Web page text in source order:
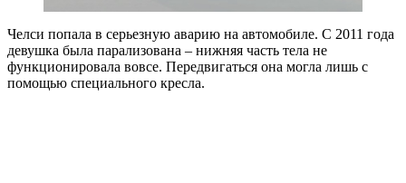
Челси попала в серьезную аварию на автомобиле. С 2011 года
девушка была парализована – нижняя часть тела не
функционировала вовсе. Передвигаться она могла лишь с
помощью специального кресла.